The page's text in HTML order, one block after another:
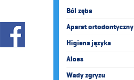
Ból zęba
Aparat ortodontyczny
Higiena języka
Aloes
Wady zgryzu